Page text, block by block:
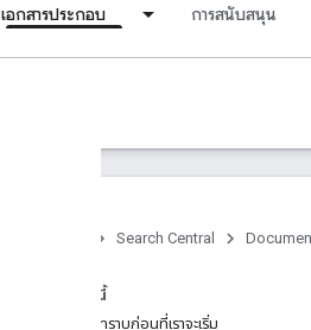
เอกสารประกอบ การสนับสนุน
Search Central
ในหน้านี้
ข้อควรทราบก่อนที่เราจะเริ่ม